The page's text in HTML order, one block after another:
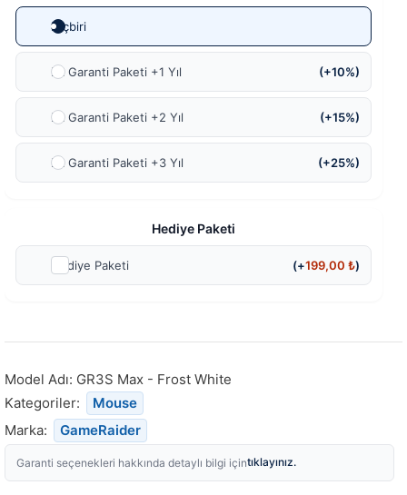
Hiçbiri
Ek Garanti Paketi +1 Yıl (+10%)
Ek Garanti Paketi +2 Yıl (+15%)
Ek Garanti Paketi +3 Yıl (+25%)
Hediye Paketi
Hediye Paketi (+199,00₺)
Model Adı: GR3S Max - Frost White
Kategoriler:
Mouse
Marka:
GameRaider
Garanti seçenekleri hakkında detaylı bilgi içintıklayınız.